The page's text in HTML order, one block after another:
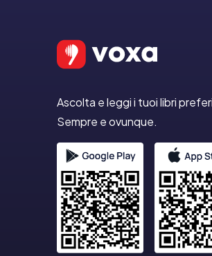
Ascolta e leggi i tuoi libri
Sempre e ovunque.